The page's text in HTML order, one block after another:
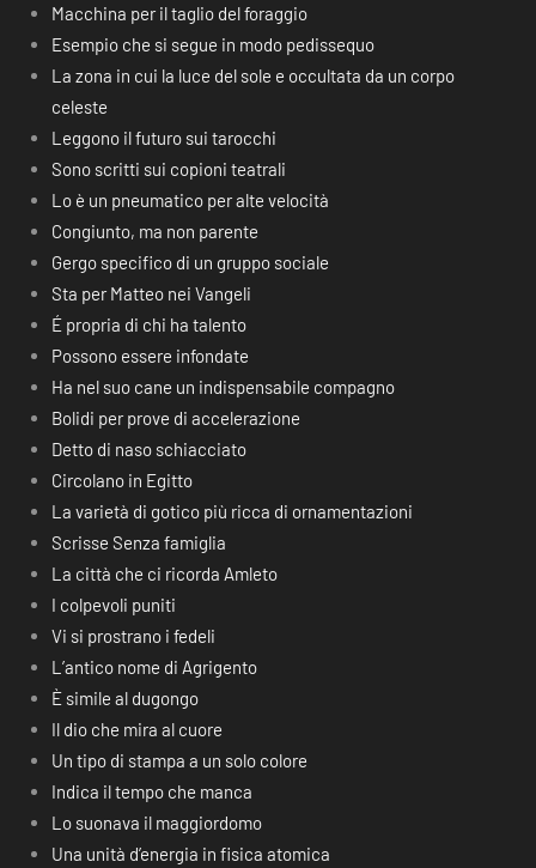
Macchina per il taglio del foraggio
Esempio che si segue in modo pedissequo
La zona in cui la luce del sole e occultata da un corpo
celeste
Leggono il futuro sui tarocchi
Sono scritti sui copioni teatrali
Lo è un pneumatico per alte velocità
Congiunto, ma non parente
Gergo specifico di un gruppo sociale
Sta per Matteo nei Vangeli
É propria di chi ha talento
Possono essere infondate
Ha nel suo cane un indispensabile compagno
Bolidi per prove di accelerazione
Detto di naso schiacciato
Circolano in Egitto
La varietà di gotico più ricca di ornamentazioni
Scrisse Senza famiglia
La città che ci ricorda Amleto
I colpevoli puniti
Vi si prostrano i fedeli
L’antico nome di Agrigento
È simile al dugongo
Il dio che mira al cuore
Un tipo di stampa a un solo colore
Indica il tempo che manca
Lo suonava il maggiordomo
Una unità d’energia in fisica atomica